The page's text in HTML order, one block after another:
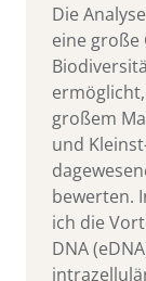
Die
eine große
großem
und
bewerten.
ich die
DNA